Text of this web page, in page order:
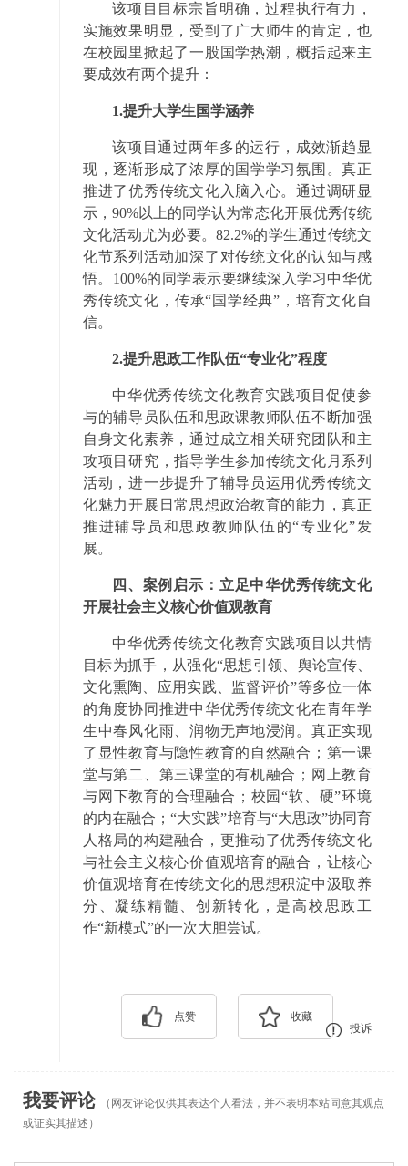
该项目目标宗旨明确，过程执行有力，
实施效果明显，受到了广大师生的肯定，也
在校园里掀起了一股国学热潮，概括起来主
要成效有两个提升：
1.提升大学生国学涵养
该项目通过两年多的运行，成效渐趋显
现，逐渐形成了浓厚的国学学习氛围。真正
推进了优秀传统文化入脑入心。通过调研显
示，90%以上的同学认为常态化开展优秀传统
文化活动尤为必要。82.2%的学生通过传统文
化节系列活动加深了对传统文化的认知与感
悟。100%的同学表示要继续深入学习中华优
秀传统文化，传承“国学经典”，培育文化自
信。
2.提升思政工作队伍“专业化”程度
中华优秀传统文化教育实践项目促使参
与的辅导员队伍和思政课教师队伍不断加强
自身文化素养，通过成立相关研究团队和主
攻项目研究，指导学生参加传统文化月系列
活动，进一步提升了辅导员运用优秀传统文
化魅力开展日常思想政治教育的能力，真正
推进辅导员和思政教师队伍的“专业化”发
展。
四、案例启示：立足中华优秀传统文化
开展社会主义核心价值观教育
中华优秀传统文化教育实践项目以共情
目标为抓手，从强化“思想引领、舆论宣传、
文化熏陶、应用实践、监督评价”等多位一体
的角度协同推进中华优秀传统文化在青年学
生中春风化雨、润物无声地浸润。真正实现
了显性教育与隐性教育的自然融合；第一课
堂与第二、第三课堂的有机融合；网上教育
与网下教育的合理融合；校园“软、硬”环境
的内在融合；“大实践”培育与“大思政”协同育
人格局的构建融合，更推动了优秀传统文化
与社会主义核心价值观培育的融合，让核心
价值观培育在传统文化的思想积淀中汲取养
分、凝练精髓、创新转化，是高校思政工
作“新模式”的一次大胆尝试。
点赞
收藏
投诉
我要评论
（网友评论仅供其表达个人看法，并不表明本站同意其观点
或证实其描述）